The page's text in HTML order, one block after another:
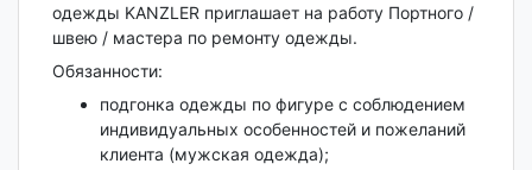
одежды KANZLER приглашает на работу Портного /
швею / мастера по ремонту одежды.
Обязанности:
подгонка одежды по фигуре с соблюдением
индивидуальных особенностей и пожеланий
клиента (мужская одежда);